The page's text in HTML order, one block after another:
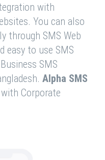
with
You can also
through SMS Web
easy to use SMS
SMS
Alpha SMS
Corporate